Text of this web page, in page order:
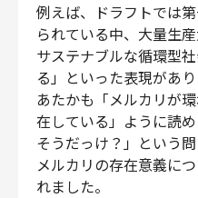
例えば、ドラフトでは
られている中、大量生
サステナブルな循環型
る」といった表現があ
あたかも「メルカリが
在している」ように読
そうだっけ？」という
メルカリの存在意義に
れました。